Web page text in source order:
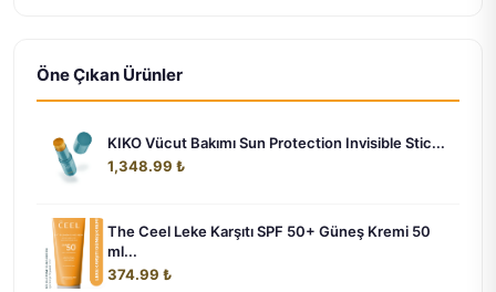
Öne Çıkan Ürünler
KIKO Vücut Bakımı Sun Protection Invisible Stic...
1,348.99 ₺
The Ceel Leke Karşıtı SPF 50+ Güneş Kremi 50
ml...
374.99 ₺